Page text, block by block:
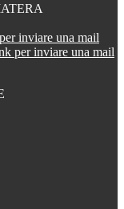
inviare una mail
per inviare una mail